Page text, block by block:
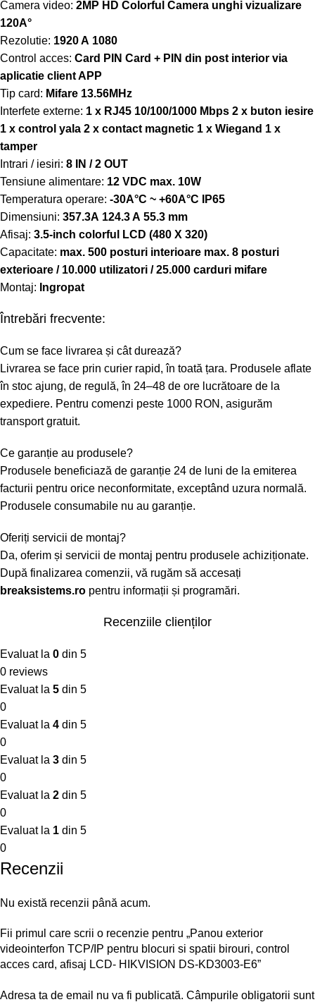
Camera video: 2MP HD Colorful Camera unghi vizualizare
120A°
Rezolutie: 1920 A 1080
Control acces: Card PIN Card + PIN din post interior via
aplicatie client APP
Tip card: Mifare 13.56MHz
Interfete externe: 1 x RJ45 10/100/1000 Mbps 2 x buton iesire
1 x control yala 2 x contact magnetic 1 x Wiegand 1 x
tamper
Intrari / iesiri: 8 IN / 2 OUT
Tensiune alimentare: 12 VDC max. 10W
Temperatura operare: -30A°C ~ +60A°C IP65
Dimensiuni: 357.3A 124.3 A 55.3 mm
Afisaj: 3.5-inch colorful LCD (480 X 320)
Capacitate: max. 500 posturi interioare max. 8 posturi
exterioare / 10.000 utilizatori / 25.000 carduri mifare
Montaj: Ingropat
Întrebări frecvente:
Cum se face livrarea și cât durează?
Livrarea se face prin curier rapid, în toată țara. Produsele aflate
în stoc ajung, de regulă, în 24–48 de ore lucrătoare de la
expediere. Pentru comenzi peste 1000 RON, asigurăm
transport gratuit.
Ce garanție au produsele?
Produsele beneficiază de garanție 24 de luni de la emiterea
facturii pentru orice neconformitate, exceptând uzura normală.
Produsele consumabile nu au garanție.
Oferiți servicii de montaj?
Da, oferim și servicii de montaj pentru produsele achiziționate.
După finalizarea comenzii, vă rugăm să accesați
breaksistems.ro pentru informații și programări.
Recenziile clienților
Evaluat la 0 din 5
0 reviews
Evaluat la 5 din 5
0
Evaluat la 4 din 5
0
Evaluat la 3 din 5
0
Evaluat la 2 din 5
0
Evaluat la 1 din 5
0
Recenzii
Nu există recenzii până acum.
Fii primul care scrii o recenzie pentru „Panou exterior
videointerfon TCP/IP pentru blocuri si spatii birouri, control
acces card, afisaj LCD- HIKVISION DS-KD3003-E6”
Adresa ta de email nu va fi publicată. Câmpurile obligatorii sunt